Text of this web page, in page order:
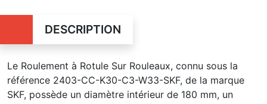
DESCRIPTION
Le Roulement à Rotule Sur Rouleaux, connu sous la
référence 2403-CC-K30-C3-W33-SKF, de la marque
SKF, possède un diamètre intérieur de 180 mm, un